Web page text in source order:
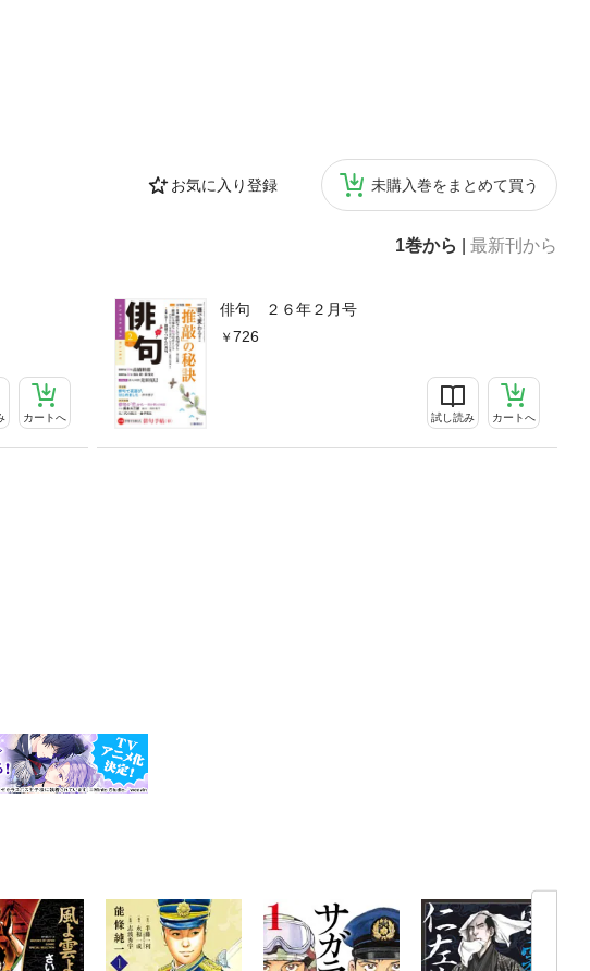
お気に入り登録 未購入巻をまとめて買う
1巻から 最新刊から
カートへ
俳句 ２６年２月号
726
試し読み カートへ